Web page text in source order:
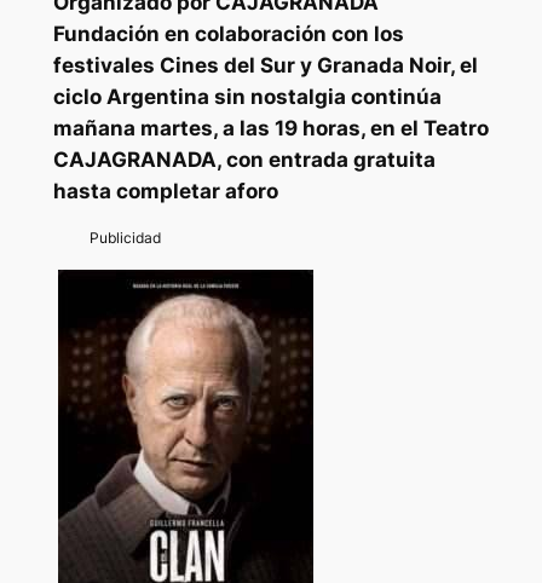
Fundación en colaboración con los
festivales Cines del Sur y Granada Noir, el
ciclo Argentina sin nostalgia continúa
mañana martes, a las 19 horas, en el Teatro
CAJAGRANADA, con entrada gratuita
hasta completar aforo